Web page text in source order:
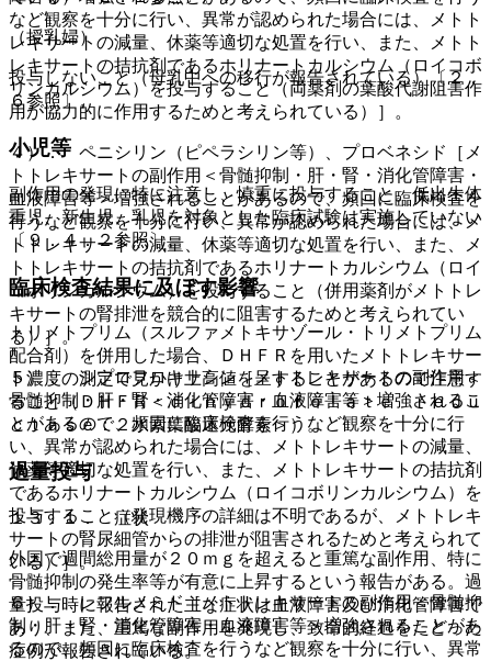
（授乳婦）
投与しないこと（母乳中への移行が報告されている）〔２．
６参照〕。
小児等
副作用の発現に特に注意し、慎重に投与すること。低出生体
重児、新生児、乳児を対象とした臨床試験は実施していない
〔９．４．２参照〕。
臨床検査結果に及ぼす影響
トリメトプリム（スルファメトキサゾール・トリメトプリム
配合剤）を併用した場合、ＤＨＦＲを用いたメトトレキサー
ト濃度の測定で見かけ上高値を呈することがあるので注意す
ること（ＤＨＦＲ＜ｄｉｈｙｄｒｏｆｏｌａｔｅ ｒｅｄｕ
ｃｔａｓｅ：２水素葉酸還元酵素＞）。
過量投与
１３．１． 症状
外国で週間総用量が２０ｍｇを超えると重篤な副作用、特に
骨髄抑制の発生率等が有意に上昇するという報告がある。過
量投与時に報告された主な症状は血液障害及び消化管障害で
あり、また、重篤な副作用を発現し、致命的経過をたどった
症例が報告されている。
など観察を十分に行い、異常が認められた場合には、メトト
レキサートの減量、休薬等適切な処置を行い、また、メトト
レキサートの拮抗剤であるホリナートカルシウム（ロイコボ
リンカルシウム）を投与すること（両薬剤の葉酸代謝阻害作
用が協力的に作用するためと考えられている）］。
４）． ペニシリン（ピペラシリン等）、プロベネシド［メ
トトレキサートの副作用＜骨髄抑制・肝・腎・消化管障害・
血液障害等＞増強されることがあるので、頻回に臨床検査を
行うなど観察を十分に行い、異常が認められた場合には、メ
トトレキサートの減量、休薬等適切な処置を行い、また、メ
トトレキサートの拮抗剤であるホリナートカルシウム（ロイ
コボリンカルシウム）を投与すること（併用薬剤がメトトレ
キサートの腎排泄を競合的に阻害するためと考えられてい
る）］。
５）． シプロフロキサシン［メトトレキサートの副作用＜
骨髄抑制・肝・腎・消化管障害・血液障害等＞増強されるこ
とがあるので、頻回に臨床検査を行うなど観察を十分に行
い、異常が認められた場合には、メトトレキサートの減量、
休薬等適切な処置を行い、また、メトトレキサートの拮抗剤
であるホリナートカルシウム（ロイコボリンカルシウム）を
投与すること（発現機序の詳細は不明であるが、メトトレキ
サートの腎尿細管からの排泄が阻害されるためと考えられて
いる）］。
６）． レフルノミド［メトトレキサートの副作用＜骨髄抑
制・肝・腎・消化管障害・血液障害等＞増強されることがあ
るので、頻回に臨床検査を行うなど観察を十分に行い、異常